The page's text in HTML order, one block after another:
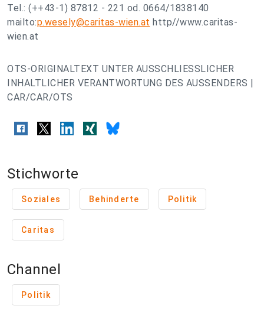
Tel.: (++43-1) 87812 - 221 od. 0664/1838140
mailto:p.wesely@caritas-wien.at http//www.caritas-
wien.at
OTS-ORIGINALTEXT UNTER AUSSCHLIESSLICHER
INHALTLICHER VERANTWORTUNG DES AUSSENDERS |
CAR/CAR/OTS
Stichworte
Soziales Behinderte Politik
Caritas
Channel
Politik